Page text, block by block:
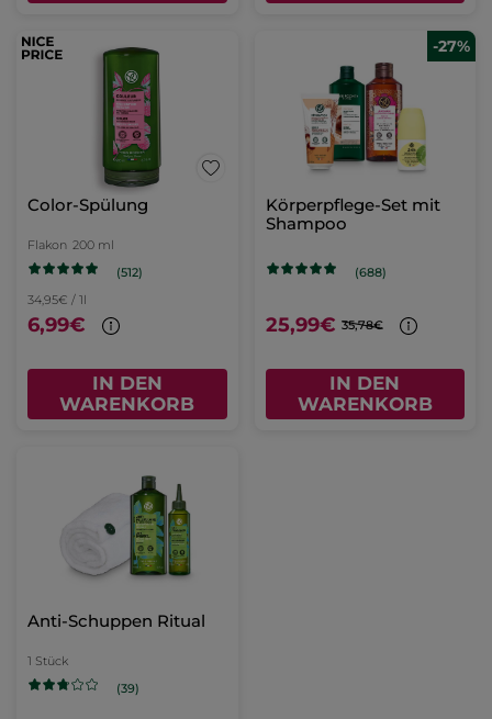
Color-Spülung
Flakon 200 ml
(512)
34,95€ / 1l
6,99€
IN DEN
WARENKORB
-27%
Körperpflege-Set mit
Shampoo
(688)
25,99€ 35,78€
IN DEN
WARENKORB
Anti-Schuppen Ritual
1 Stück
(39)